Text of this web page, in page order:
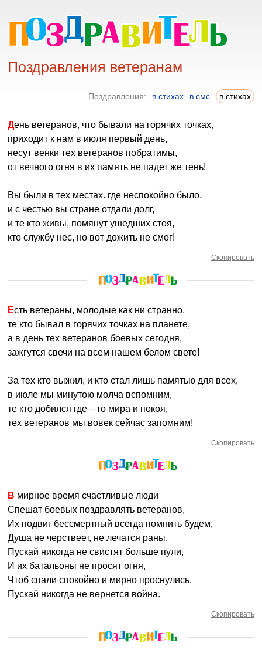
Поздравления ветеранам
Поздравления: в стихах в смс в стихах
День ветеранов, что бывали на горячих точках,
приходит к нам в июля первый день,
несут венки тех ветеранов побратимы,
от вечного огня в их память не падет же тень!
Вы были в тех местах. где неспокойно было,
и с честью вы стране отдали долг,
и те кто живы, помянут ушедших стоя,
кто службу нес, но вот дожить не смог!
Скопировать
Есть ветераны, молодые как ни странно,
те кто бывал в горячих точках на планете,
а в день тех ветеранов боевых сегодня,
зажгутся свечи на всем нашем белом свете!
За тех кто выжил, и кто стал лишь памятью для всех,
в июле мы минутою молча вспомним,
те кто добился где—то мира и покоя,
тех ветеранов мы вовек сейчас запомним!
Скопировать
В мирное время счастливые люди
Спешат боевых поздравлять ветеранов,
Их подвиг бессмертный всегда помнить будем,
Душа не черствеет, не лечатся раны.
Пускай никогда не свистят больше пули,
И их батальоны не просят огня,
Чтоб спали спокойно и мирно проснулись,
Пускай никогда не вернется война.
Скопировать